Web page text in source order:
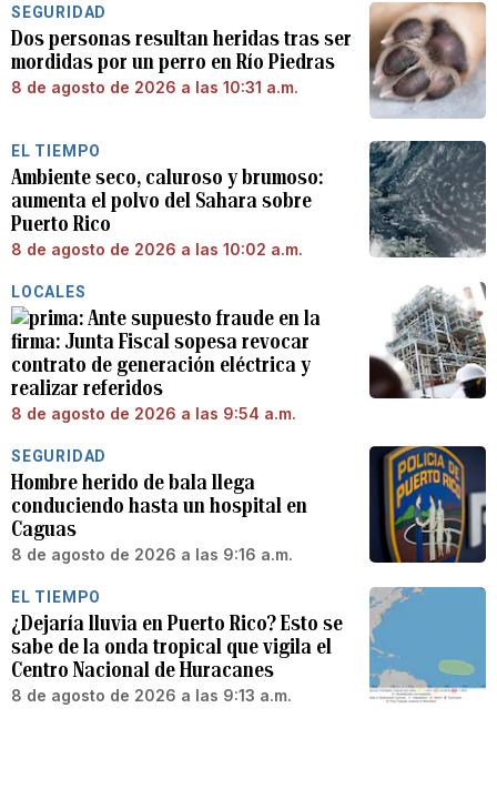
SEGURIDAD
Dos personas resultan heridas tras ser
mordidas por un perro en Río Piedras
8 de agosto de 2026 a las 10:31 a.m.
EL TIEMPO
Ambiente seco, caluroso y brumoso:
aumenta el polvo del Sahara sobre
Puerto Rico
8 de agosto de 2026 a las 10:02 a.m.
LOCALES
Ante supuesto fraude en la
firma: Junta Fiscal sopesa revocar
contrato de generación eléctrica y
realizar referidos
8 de agosto de 2026 a las 9:54 a.m.
SEGURIDAD
Hombre herido de bala llega
conduciendo hasta un hospital en
Caguas
8 de agosto de 2026 a las 9:16 a.m.
EL TIEMPO
¿Dejaría lluvia en Puerto Rico? Esto se
sabe de la onda tropical que vigila el
Centro Nacional de Huracanes
8 de agosto de 2026 a las 9:13 a.m.